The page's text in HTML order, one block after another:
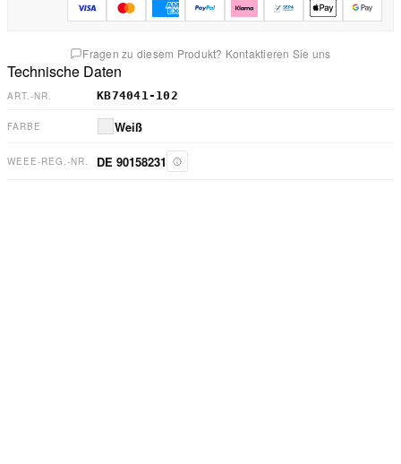
Fragen zu diesem Produkt? Kontaktieren Sie uns
Technische Daten
ART.-NR. KB74041-102
FARBE Weiß
WEEE-REG.-NR. DE 90158231